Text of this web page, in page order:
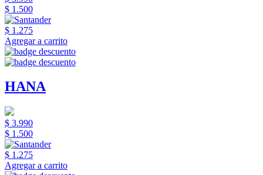
$ 1.500
$ 1.275
Agregar a carrito
HANA
$ 3.990
$ 1.500
$ 1.275
Agregar a carrito